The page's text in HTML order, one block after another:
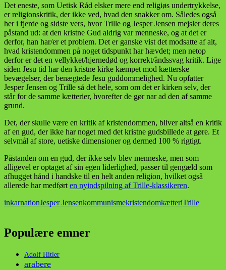
Det eneste, som Uetisk Råd elsker mere end religiøs undertrykkelse,
er religionskritik, der ikke ved, hvad den snakker om. Således også
her i fjerde og sidste vers, hvor Trille og Jesper Jensen mejsler deres
påstand ud: at den kristne Gud aldrig var menneske, og at det er
derfor, han har/er et problem. Det er ganske vist det modsatte af alt,
hvad kristendommen på noget tidspunkt har hævdet; men netop
derfor er det en vellykket/hjernedød og korrekt/åndssvag kritik. Lige
siden Jesu tid har den kristne kirke kæmpet mod kætterske
bevægelser, der benægtede Jesu guddommelighed. Nu opfatter
Jesper Jensen og Trille så det hele, som om det er kirken selv, der
står for de samme kætterier, hvorefter de gør nar ad den af samme
grund.
Det, der skulle være en kritik af kristendommen, bliver altså en kritik
af en gud, der ikke har noget med det kristne gudsbillede at gøre. Et
selvmål af store, uetiske dimensioner og dermed 100 % rigtigt.
Påstanden om en gud, der ikke selv blev menneske, men som
alligevel er optaget af sin egen liderlighed, passer til gengæld som
afhugget hånd i handske til en helt anden religion, hvilket også
allerede har medført en nyindspilning af Trille-klassikeren.
inkarnationJesper JensenkommunismekristendomkætteriTrille
Populære emner
Adolf Hitler
arabere